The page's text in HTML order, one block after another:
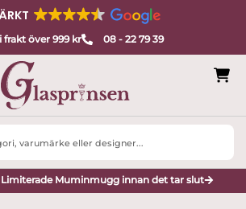
frakt över 999 kr 08 - 22 79 39
Muminmugg innan det tar slut